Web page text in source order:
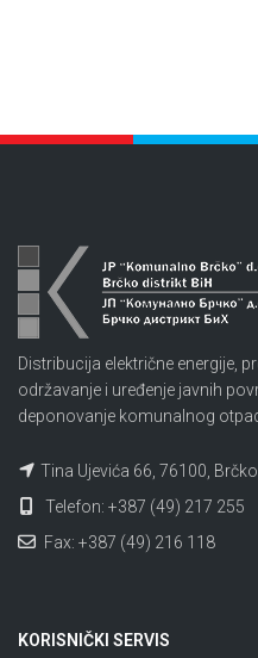
Distribucija električne energije,
održavanje i uređenje javnih
deponovanje komunalnog
Tina Ujevića 66, 76100, Brčko
Telefon: +387 (49) 217 255
Fax: +387 (49) 216 118
KORISNIČKI SERVIS